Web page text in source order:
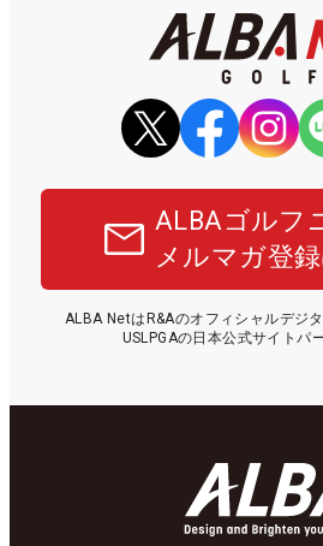
ALBAゴルフ
メルマガ登
ALBA NetはR&Aのオフィシャルデジ
USLPGAの日本公式サイトパ